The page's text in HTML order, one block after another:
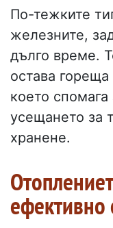
По-тежките
железните,
дълго време.
остава гореща
което
усещането за
хранене.
ефективно